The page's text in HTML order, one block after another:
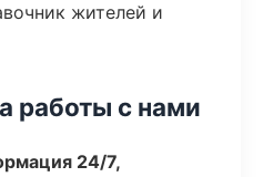
жителей и
работы с нами
24/7,